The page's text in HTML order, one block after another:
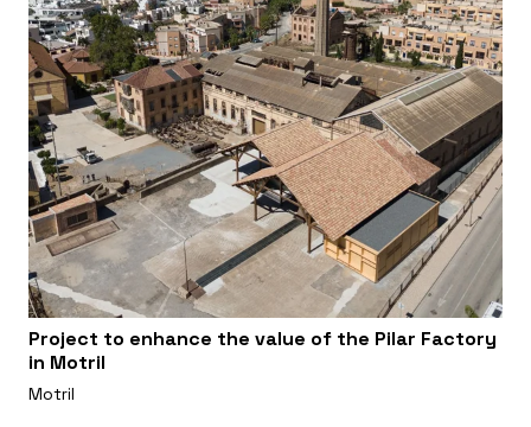
Project to enhance the value of the Pilar Factory
in Motril
Motril